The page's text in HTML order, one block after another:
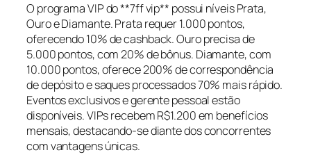
O programa VIP do **7ff vip** possui níveis Prata,
Ouro e Diamante. Prata requer 1.000 pontos,
oferecendo 10% de cashback. Ouro precisa de
5.000 pontos, com 20% de bônus. Diamante, com
10.000 pontos, oferece 200% de correspondência
de depósito e saques processados 70% mais rápido.
Eventos exclusivos e gerente pessoal estão
disponíveis. VIPs recebem R$1.200 em benefícios
mensais, destacando-se diante dos concorrentes
com vantagens únicas.